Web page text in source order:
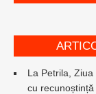
La Petrila,
cu